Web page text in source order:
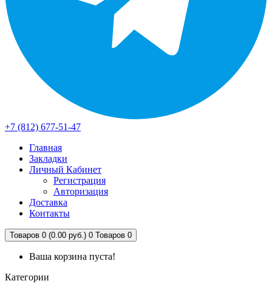
+7 (812) 677-51-47
Главная
Закладки
Личный Кабинет
Регистрация
Авторизация
Доставка
Контакты
Товаров 0 (0.00 руб.) 0 Товаров 0
Ваша корзина пуста!
Категории